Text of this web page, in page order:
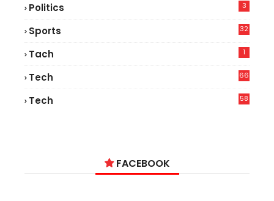
Politics 3
Sports 32
Tach 1
Tech
66
Tech
58
FACEBOOK